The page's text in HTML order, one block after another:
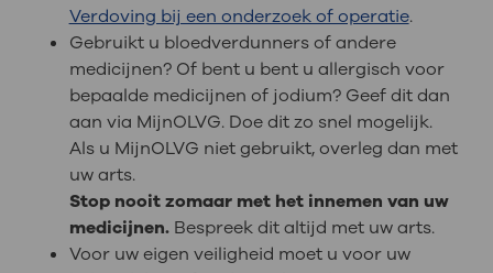
Verdoving bij een onderzoek of operatie.
Gebruikt u bloedverdunners of andere
medicijnen? Of bent u bent u allergisch voor
bepaalde medicijnen of jodium? Geef dit dan
aan via MijnOLVG. Doe dit zo snel mogelijk.
Als u MijnOLVG niet gebruikt, overleg dan met
uw arts.
Stop nooit zomaar met het innemen van uw
medicijnen.Bespreek dit altijd met uw arts.
Voor uw eigen veiligheid moet u voor uw